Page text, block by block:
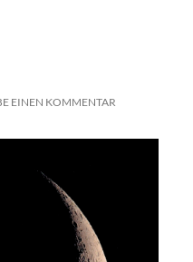
EINEN KOMMENTAR